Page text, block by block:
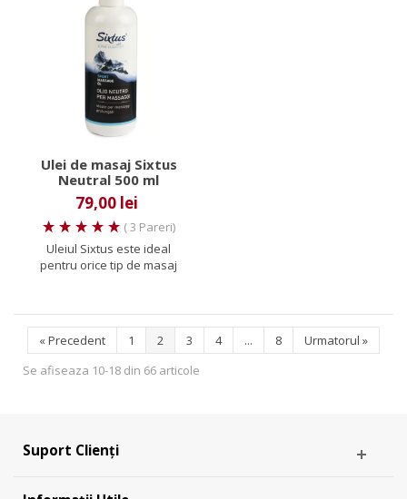
Ulei de masaj Sixtus
Neutral 500 ml
79,00 lei
( 3 Pareri)
Uleiul Sixtus este ideal
pentru orice tip de masaj
«Precedent 1 2 3 4 ... 8 Urmatorul »
Se afiseaza 10-18 din 66 articole
Suport Clienți